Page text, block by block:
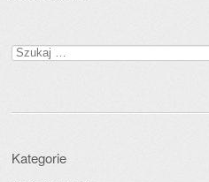
Szukaj:
Kategorie